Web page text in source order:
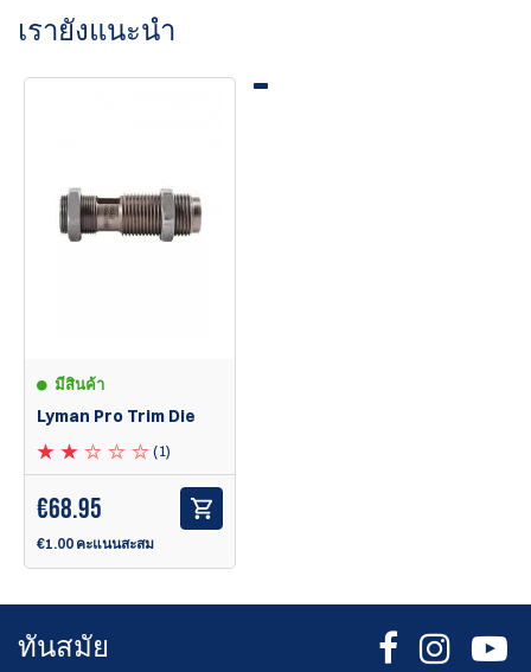
ต้องใช้ Trim Die ที่เหมาะสมจึงจะใช้งานได้
เครื่องตัดหญ้าแบบติดแท่นกดไฟฟ้า
แม่พิมพ์ตัดแต่งและแบบปลอกหุ้ม 300 Blackout จากทองเหลือง .223
ในจังหวะเดียว!
หมายเหตุ: ไม่รวมขาตั้งโต๊ะ แท่นกดแบบขั้นตอนเดียว และท่อดูดสูญ
ญากาศ
โปรดทราบ: เป็นเรื่องปกติที่ตัวเครื่องตัดแต่งจะร้อนขึ้นเมื่อใช้งานเป็น
เวลานาน ช่วงการทำงานอยู่ที่มากกว่า 200 องศาฟาเรนไฮต์ (มากกว่า
90 องศาเซลเซียส)
เขียนรีวิว
เรายังแนะนำ
มีสินค้า
Lyman Pro Trim Die
(1)
€68.95
€1.00 คะแนนสะสม
ทันสมัย